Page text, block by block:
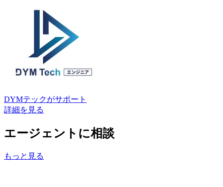
DYMテックがサポート
詳細を見る
エージェントに相談
もっと見る